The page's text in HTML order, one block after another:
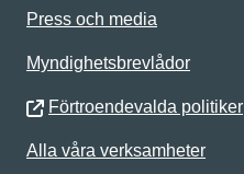
Press och media
Myndighetsbrevlådor
Förtroendevalda politiker
Alla våra verksamheter